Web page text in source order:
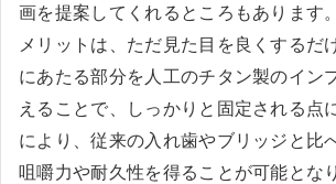
画を提案してくれるところもあります
メリットは、ただ見た目を良くするだ
にあたる部分を人工のチタン製のイン
えることで、しっかりと固定される点
により、従来の入れ歯やブリッジと比
咀嚼力や耐久性を得ることが可能とな